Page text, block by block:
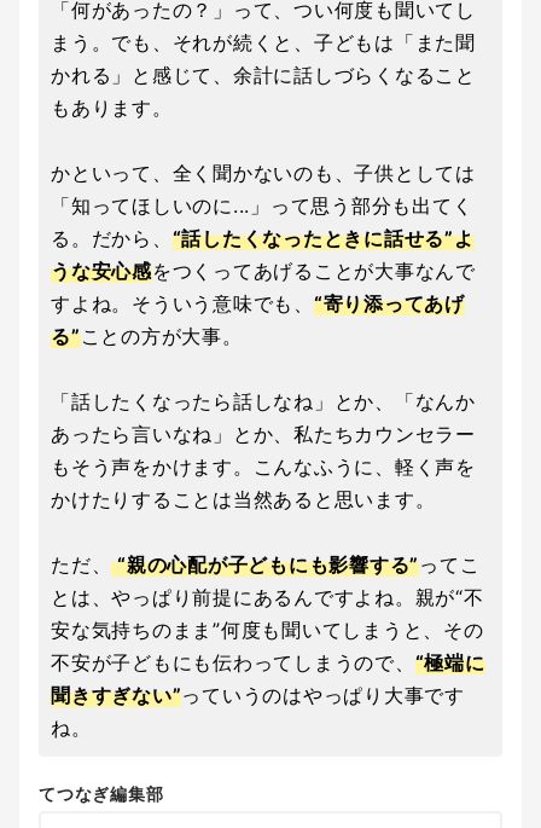
「何があったの？」って、つい何度も聞いてし
まう。でも、それが続くと、子どもは「また聞
かれる」と感じて、余計に話しづらくなること
もあります。
かといって、全く聞かないのも、子供としては
「知ってほしいのに...」って思う部分も出てく
る。だから、 “話したくなったときに話せる”よ
うな安心感をつくってあげることが大事なんで
すよね。そういう意味でも、 “寄り添ってあげ
る”ことの方が大事。
「話したくなったら話しなね」とか、「なんか
あったら言いなね」とか、私たちカウンセラー
もそう声をかけます。こんなふうに、軽く声を
かけたりすることは当然あると思います。
ただ、“親の心配が子どもにも影響する”ってこ
とは、やっぱり前提にあるんですよね。親が“不
安な気持ちのまま”何度も聞いてしまうと、その
不安が子どもにも伝わってしまうので、 “極端に
聞きすぎない”っていうのはやっぱり大事です
ね。
てつなぎ編集部